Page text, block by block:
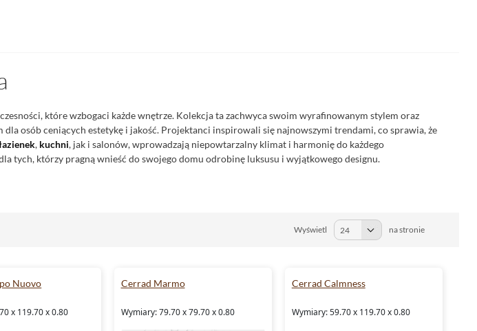
które wzbogaci każde wnętrze. Kolekcja ta zachwyca swoim wyrafinowanym stylem oraz
osób ceniących estetykę i jakość. Projektanci inspirowali się najnowszymi trendami, co sprawia, że
, kuchni, jak i salonów, wprowadzają niepowtarzalny klimat i harmonię do każdego
tych, którzy pragną wnieść do swojego domu odrobinę luksusu i wyjątkowego designu.
Wyświetl na stronie
Nuovo
x 119.70 x 0.80
Cerrad Marmo
Wymiary: 79.70 x 79.70 x 0.80
Cerrad Calmness
Wymiary: 59.70 x 119.70 x 0.80